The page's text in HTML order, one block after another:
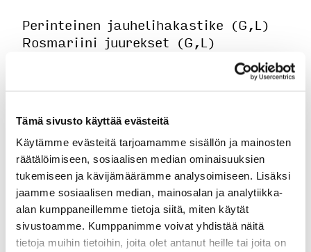
Tämä sivusto käyttää evästeitä
Käytämme evästeitä tarjoamamme sisällön ja mainosten
räätälöimiseen, sosiaalisen median ominaisuuksien
tukemiseen ja kävijämäärämme analysoimiseen. Lisäksi
jaamme sosiaalisen median, mainosalan ja analytiikka-
alan kumppaneillemme tietoja siitä, miten käytät
sivustoamme. Kumppanimme voivat yhdistää näitä
tietoja muihin tietoihin, joita olet antanut heille tai joita on
Perinteinen jauhelihakastike (G,L)
Rosmariini juurekset (G,L)
Torstai 15.5.
Parmesan kanaa (G,L)
Paahdettua kukkakaalia (G,L)
Curryriisiä (G,L)